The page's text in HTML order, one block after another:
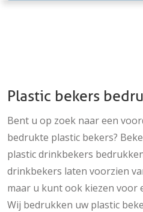
Plastic bekers
Bent u op zoek naar een
bedrukte plastic bekers?
plastic drinkbekers
drinkbekers laten voorzien
maar u kunt ook kiezen voor
Wij bedrukken uw plastic